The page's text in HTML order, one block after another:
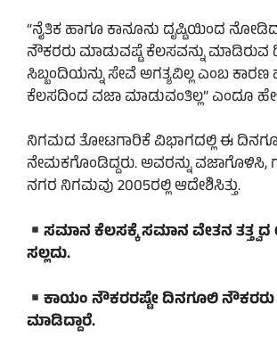
“ನೈತಿಕ ಹಾಗೂ ಕಾನೂನು ದೃಷ್ಟಿಯಿಂದ
ನೌಕರರು ಮಾಡುವಷ್ಟೆ ಕೆಲಸವನ್ನು
ಸಿಬ್ಬಂದಿಯನ್ನು ಸೇವೆ ಅಗತ್ಯವಿಲ್ಲ ಎಂಬ ಕಾರಣ
ಕೆಲಸದಿಂದ ವಜಾ ಮಾಡುವಂತಿಲ್ಲ” ಎಂದೂ
ನಿಗಮದ ತೋಟಗಾರಿಕೆ ವಿಭಾಗದಲ್ಲಿ ಈ
ನೇಮಕಗೊಂಡಿದ್ದರು. ಅವರನ್ನು
ನಗರ ನಿಗಮವು 2005ರಲ್ಲಿ ಆದೇಶಿಸಿತ್ತು.
ಸಮಾನ ಕೆಲಸಕ್ಕೆ ಸಮಾನ ವೇತನ
ಸಲ್ಲದು.
ಕಾಯಂ ನೌಕರರಷ್ಟೇ ದಿನಗೂಲಿ
ಮಾಡಿದ್ದಾರೆ.